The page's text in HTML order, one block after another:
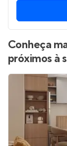
Conheça
próximos à